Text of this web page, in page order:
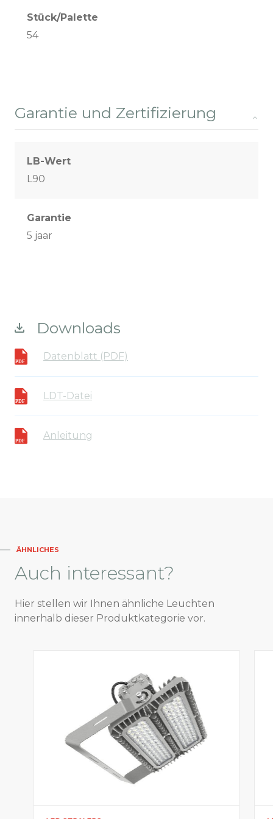
Stück/Palette
54
Garantie und Zertifizierung
LB-Wert
L90
Garantie
5 jaar
Downloads
Datenblatt (PDF)
LDT-Datei
Anleitung
ÄHNLICHES
Auch interessant?
Hier stellen wir Ihnen ähnliche Leuchten
innerhalb dieser Produktkategorie vor.